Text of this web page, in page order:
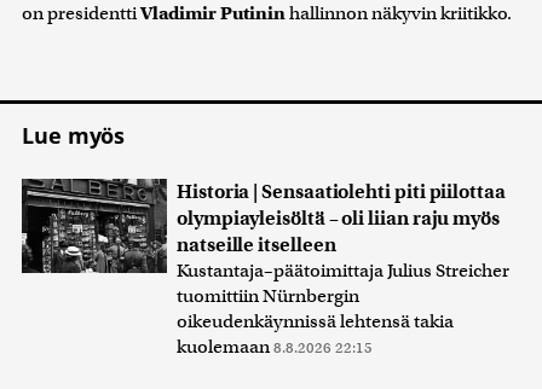
on presidenttiVladimir Putininhallinnon näkyvin kriitikko.
Lue myös
Historia | Sensaatiolehti piti piilottaa
olympiayleisöltä – oli liian raju myös
natseille itselleen
Kustantaja–päätoimittaja Julius Streicher
tuomittiin Nürnbergin
oikeudenkäynnissä lehtensä takia
kuolemaan 8.8.2026 22:15